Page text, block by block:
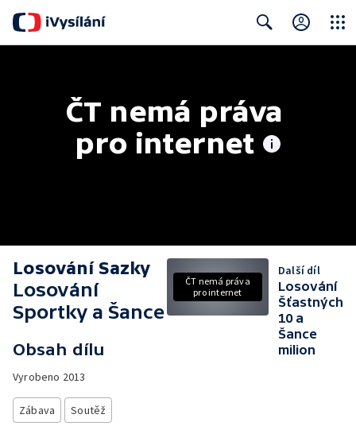
ČT nemá práva
pro internet
Losování Sazky
Losování
Sportky a Šance
Obsah dílu
Vyrobeno 2013
Zábava Soutěž
ČT nemá práva
pro internet
Další díl
Losování
Šťastných
10 a
Šance
milion